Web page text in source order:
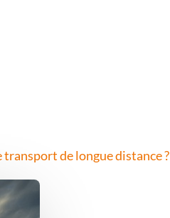
de longue distance ?